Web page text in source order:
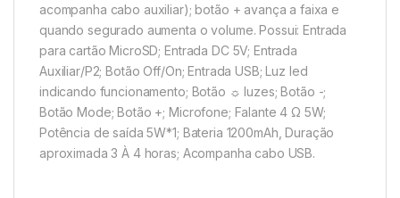
acompanha cabo auxiliar); botão + avança a faixa e
quando segurado aumenta o volume. Possui: Entrada
para cartão MicroSD; Entrada DC 5V; Entrada
Auxiliar/P2; Botão Off/On; Entrada USB; Luz led
indicando funcionamento; Botão ☼ luzes; Botão -;
Botão Mode; Botão +; Microfone; Falante 4 Ω 5W;
Potência de saída 5W*1; Bateria 1200mAh, Duração
aproximada 3 À 4 horas; Acompanha cabo USB.